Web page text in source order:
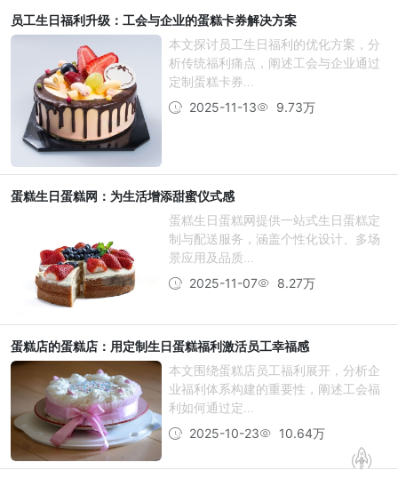
员工生日福利升级：工会与企业的蛋糕卡券解决方案
本文探讨员工生日福利的优化方案，分
析传统福利痛点，阐述工会与企业通过
定制蛋糕卡券...
2025-11-13
9.73万
蛋糕生日蛋糕网：为生活增添甜蜜仪式感
蛋糕生日蛋糕网提供一站式生日蛋糕定
制与配送服务，涵盖个性化设计、多场
景应用及品质...
2025-11-07
8.27万
蛋糕店的蛋糕店：用定制生日蛋糕福利激活员工幸福感
本文围绕蛋糕店员工福利展开，分析企
业福利体系构建的重要性，阐述工会福
利如何通过定...
2025-10-23
10.64万